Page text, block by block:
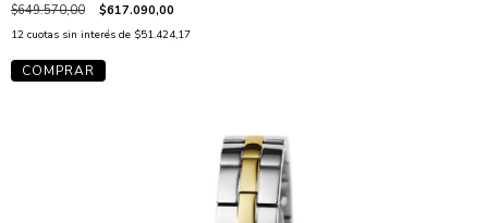
$649.570,00 $617.090,00
12 cuotas sin interés de $51.424,17